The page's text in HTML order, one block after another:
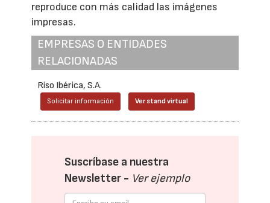
reproduce con más calidad las imágenes
impresas.
EMPRESAS O ENTIDADES
RELACIONADAS
Riso Ibérica, S.A.
Solicitar información Ver stand virtual
Suscríbase a nuestra
Newsletter - Ver ejemplo